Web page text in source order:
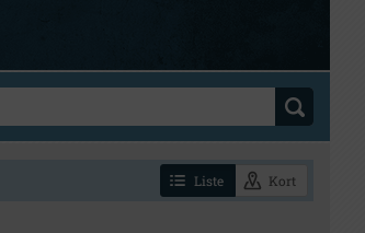
Liste Kort